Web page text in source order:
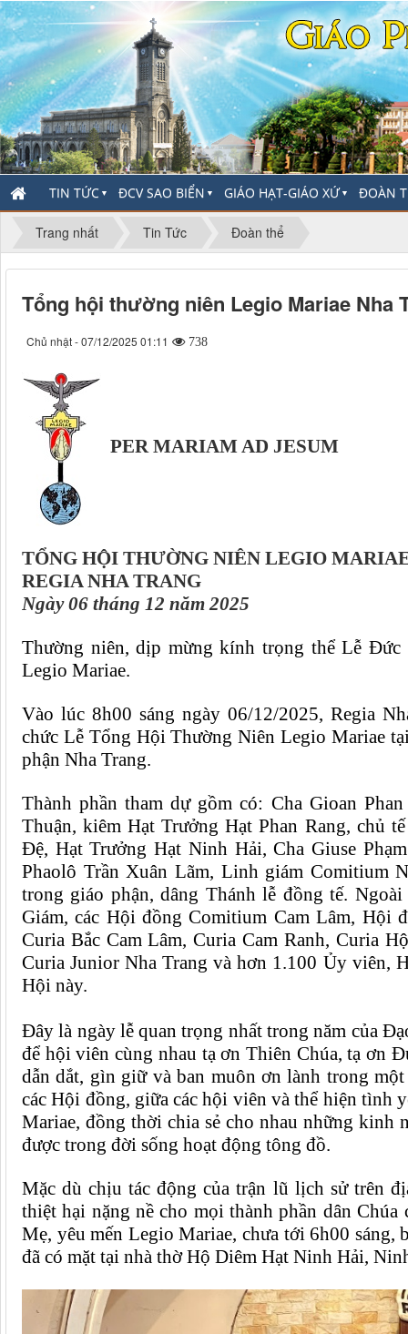
TIN TỨC ▼ ĐCV SAO BIỂN ▼ GIÁO HẠT-GIÁO XỨ▼ ĐOÀN
Trang nhất Tin Tức Đoàn thể
Tổng hội thường niên Legio Mariae Nha
Chủ nhật - 07/12/2025 01:11 738
PER MARIAM AD JESUM
TỔNG HỘI THƯỜNG NIÊN LEGIO
REGIA NHA TRANG
Ngày 06 tháng 12 năm 2025
Thường niên,dịp mừng kínhtrọng thểLễ Đức
Legio Mariae.
Vào lúc 8h00 sáng ngày 06/12/2025, Regia
chức Lễ Tổng HộiThườngNiên Legio Mariae
phận Nha Trang.
Thành phần tham dự gồm có: Cha Gioan
Thuận, kiêm Hạt Trưởng Hạt Phan Rang, chủ
Đệ, Hạt Trưởng Hạt Ninh Hải, Cha Giuse
Phaolô Trần Xuân Lãm, Linh giám Comitium
trong giáo phận, dâng Thánh lễ đồng tế.
Giám,các Hội đồng Comitium CamLâm, Hội
Curia Bắc Cam Lâm,Curia Cam Ranh, Curia
Curia Junior Nha Trang và hơn 1.100 Ủyviên,
Hội này.
Đây là ngày lễquan trọng nhất trong năm của
để hội viêncùng nhau tạ ơn Thiên Chúa, tạ ơn
dẫn dắt, gìn giữ và ban muôn ơnlành trong một
các Hội đồng, giữa các hội viên và thể hiện tình
Mariae, đồng thời chia sẻ cho nhau những kinh
được trong đời sống hoạt động tông đồ.
Mặc dù chịu tác động của trận lũ lịch sử trên
thiệt hại nặng nề cho mọi thành phần dân Chúa
Mẹ, yêu mến Legio Mariae, chưa tới 6h00 sáng,
đã có mặt tại nhà thờHộ Diêm Hạt Ninh Hải,